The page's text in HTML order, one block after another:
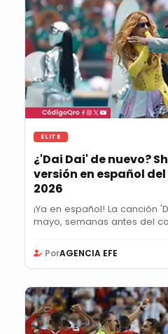
ELITE
¿'Dai Dai' de nuevo?
versión en español
2026
¡Ya en español! La canción
mayo, semanas antes del
PorAGENCIA EFE